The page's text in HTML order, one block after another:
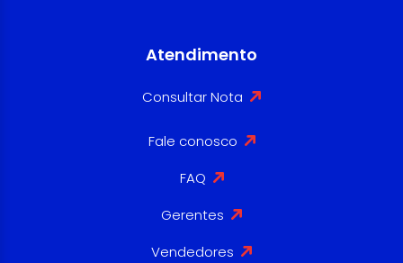
Atendimento
Consultar Nota
Fale conosco
FAQ
Gerentes
Vendedores